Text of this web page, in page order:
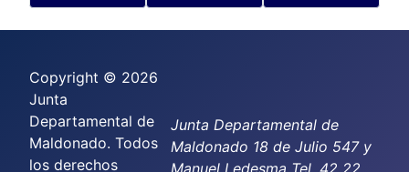
Copyright © 2026
Junta
Departamental de
Maldonado. Todos
los derechos
Junta Departamental de
Maldonado 18 de Julio 547 y
Manuel Ledesma Tel. 42 22